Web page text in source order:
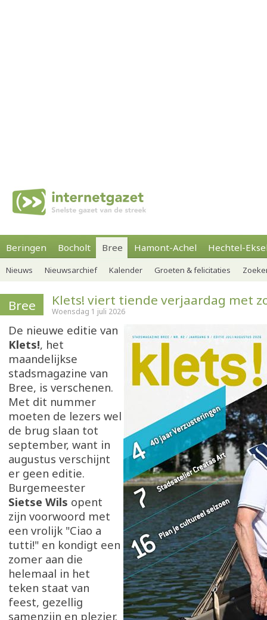
Beringen Bocholt Bree Hamont-Achel Hechtel-
Nieuws Nieuwsarchief Kalender Groeten & felicitaties
Bree Klets! viert tiende verjaardag met
Woensdag 1 juli 2026
De nieuwe editie van
Klets!, het
maandelijkse
stadsmagazine van
Bree, is verschenen.
Met dit nummer
moeten de lezers wel
de brug slaan tot
september, want in
augustus verschijnt
er geen editie.
Burgemeester
Sietse Wils opent
zijn voorwoord met
een vrolijk "Ciao a
tutti!" en kondigt een
zomer aan die
helemaal in het
teken staat van
feest, gezellig
samenzijn en plezier.